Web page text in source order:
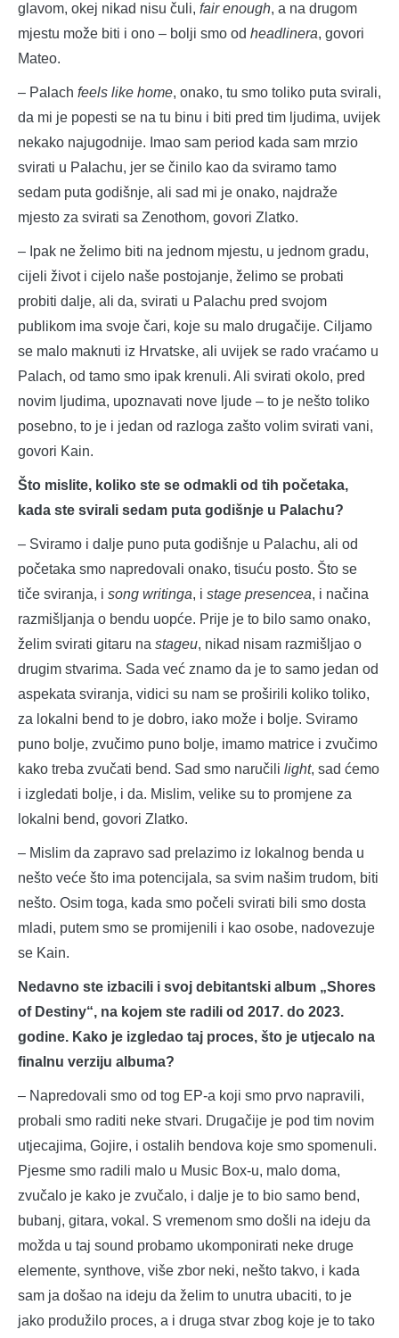
glavom, okej nikad nisu čuli, fair enough, a na drugom
mjestu može biti i ono – bolji smo od headlinera, govori
Mateo.
– Palach feels like home, onako, tu smo toliko puta svirali,
da mi je popesti se na tu binu i biti pred tim ljudima, uvijek
nekako najugodnije. Imao sam period kada sam mrzio
svirati u Palachu, jer se činilo kao da sviramo tamo
sedam puta godišnje, ali sad mi je onako, najdraže
mjesto za svirati sa Zenothom, govori Zlatko.
– Ipak ne želimo biti na jednom mjestu, u jednom gradu,
cijeli život i cijelo naše postojanje, želimo se probati
probiti dalje, ali da, svirati u Palachu pred svojom
publikom ima svoje čari, koje su malo drugačije. Ciljamo
se malo maknuti iz Hrvatske, ali uvijek se rado vraćamo u
Palach, od tamo smo ipak krenuli. Ali svirati okolo, pred
novim ljudima, upoznavati nove ljude – to je nešto toliko
posebno, to je i jedan od razloga zašto volim svirati vani,
govori Kain.
Što mislite, koliko ste se odmakli od tih početaka,
kada ste svirali sedam puta godišnje u Palachu?
– Sviramo i dalje puno puta godišnje u Palachu, ali od
početaka smo napredovali onako, tisuću posto. Što se
tiče sviranja, i song writinga, i stage presencea, i načina
razmišljanja o bendu uopće. Prije je to bilo samo onako,
želim svirati gitaru na stageu, nikad nisam razmišljao o
drugim stvarima. Sada već znamo da je to samo jedan od
aspekata sviranja, vidici su nam se proširili koliko toliko,
za lokalni bend to je dobro, iako može i bolje. Sviramo
puno bolje, zvučimo puno bolje, imamo matrice i zvučimo
kako treba zvučati bend. Sad smo naručili light, sad ćemo
i izgledati bolje, i da. Mislim, velike su to promjene za
lokalni bend, govori Zlatko.
– Mislim da zapravo sad prelazimo iz lokalnog benda u
nešto veće što ima potencijala, sa svim našim trudom, biti
nešto. Osim toga, kada smo počeli svirati bili smo dosta
mladi, putem smo se promijenili i kao osobe, nadovezuje
se Kain.
Nedavno ste izbacili i svoj debitantski album „Shores
of Destiny“, na kojem ste radili od 2017. do 2023.
godine. Kako je izgledao taj proces, što je utjecalo na
finalnu verziju albuma?
– Napredovali smo od tog EP-a koji smo prvo napravili,
probali smo raditi neke stvari. Drugačije je pod tim novim
utjecajima, Gojire, i ostalih bendova koje smo spomenuli.
Pjesme smo radili malo u Music Box-u, malo doma,
zvučalo je kako je zvučalo, i dalje je to bio samo bend,
bubanj, gitara, vokal. S vremenom smo došli na ideju da
možda u taj sound probamo ukomponirati neke druge
elemente, synthove, više zbor neki, nešto takvo, i kada
sam ja došao na ideju da želim to unutra ubaciti, to je
jako produžilo proces, a i druga stvar zbog koje je to tako